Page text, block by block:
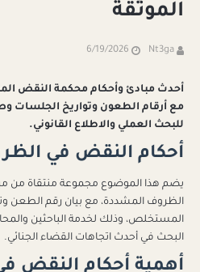
الموثقة
Nt3ga
6/19/2026
أحدث مبادئ وأحكام محكمة النقض
مع أرقام الطعون وتواريخ الجلسات
للبحث العملي والاطلاع القانوني.
أحكام النقض في
يضم هذا الموضوع مجموعة منتقاة من
الظروف المشددة، مع بيان رقم الطعن
المستخلص، وذلك لخدمة الباحثين
البحث في أحدث اتجاهات القضاء الجنائي.
أهمية أحكام النقض